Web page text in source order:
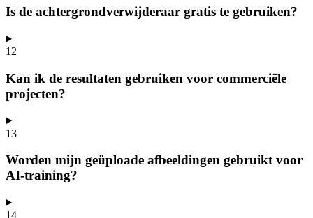
Is de achtergrondverwijderaar gratis te gebruiken?
12
Kan ik de resultaten gebruiken voor commerciële
projecten?
13
Worden mijn geüploade afbeeldingen gebruikt voor
AI-training?
14